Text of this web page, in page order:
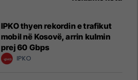
IPKO thyen rekordin e trafikut
mobil në Kosovë, arrin kulmin
prej 60 Gbps
IPKO